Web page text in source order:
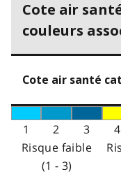
Cote air
couleurs
Cote air santé
1 2 3 4
Risque faible
(1 - 3)